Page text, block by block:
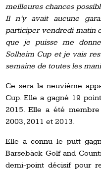
meilleures chances
Il n’y avait aucune
participer vendredi matin
que je puisse me
Solheim Cup et je vais
semaine de toutes les
Ce sera la neuvième
Cup. Elle a gagné 19
2015. Elle a été
2003, 2011 et 2013.
Elle a connu le putt
Barsebäck Golf and
demi-point décisif pour